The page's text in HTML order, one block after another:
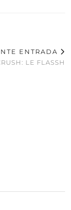
ENTRADA
LE FLASSH